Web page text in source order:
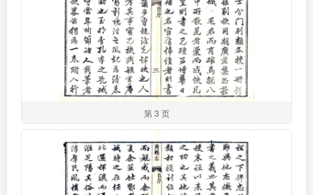
第 3 页